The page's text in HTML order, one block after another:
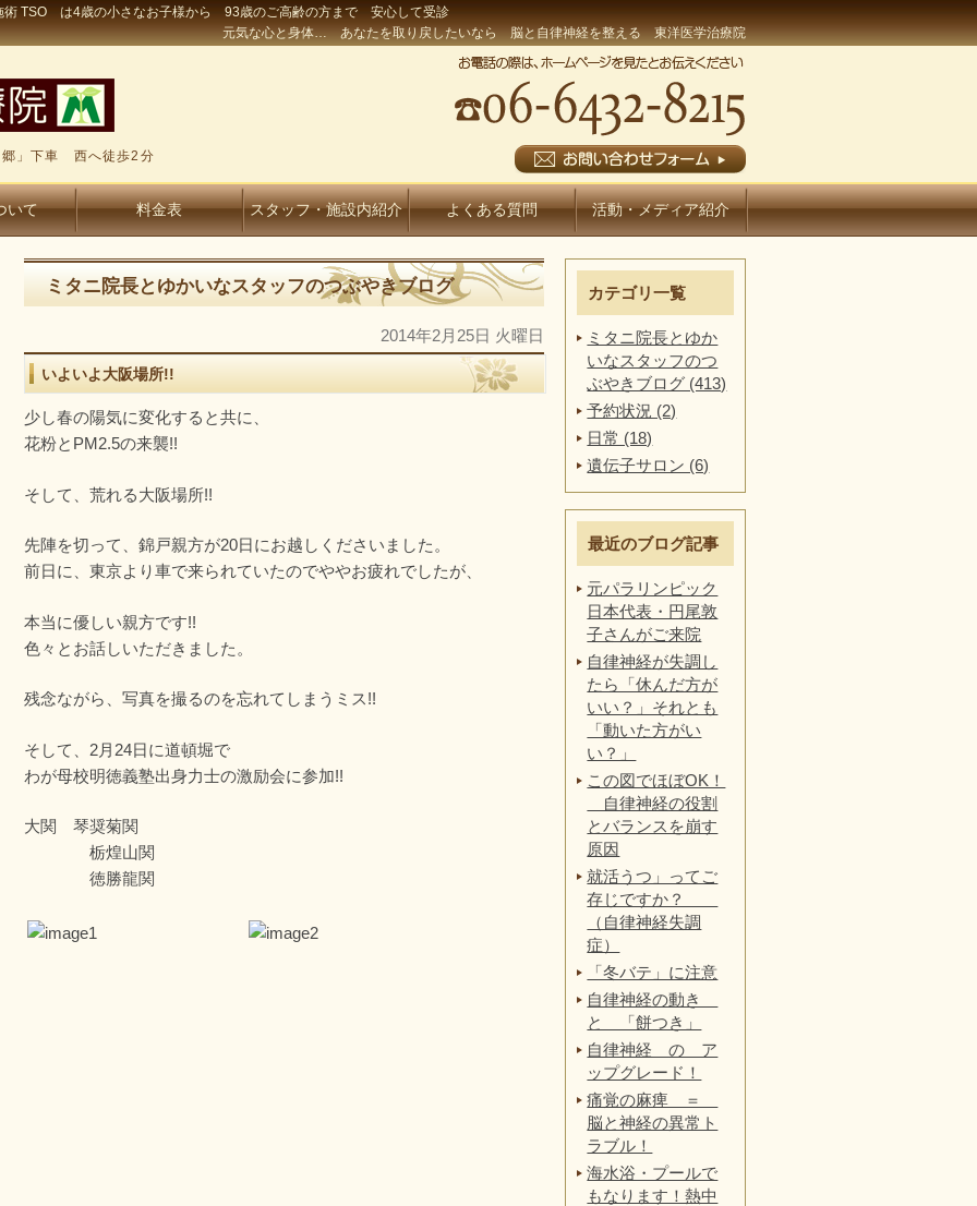
術 TSO は4歳の小さなお子様から 93歳のご高齢の方まで 安心して受診
元気な心と身体… あなたを取り戻したいなら 脳と自律神経を整える 東洋医学治療院
」下車 西へ徒歩2分
いて 料金表 スタッフ・施設内紹介 よくある質問 活動・メディア紹介
ミタニ院長とゆかいなスタッフのつぶやきブログ
2014年2月25日 火曜日
いよいよ大阪場所!!
少し春の陽気に変化すると共に、
花粉とPM2.5の来襲!!
そして、荒れる大阪場所!!
先陣を切って、錦戸親方が20日にお越しくださいました。
前日に、東京より車で来られていたのでややお疲れでしたが、
本当に優しい親方です!!
色々とお話しいただきました。
残念ながら、写真を撮るのを忘れてしまうミス!!
そして、2月24日に道頓堀で
わが母校明徳義塾出身力士の激励会に参加!!
大関 琴奨菊関
栃煌山関
徳勝龍関
カテゴリ一覧
ミタニ院長とゆか
いなスタッフのつ
ぶやきブログ (413)
予約状況 (2)
日常 (18)
遺伝子サロン (6)
最近のブログ記事
元パラリンピック
日本代表・円尾敦
子さんがご来院
自律神経が失調し
たら「休んだ方が
いい？」それとも
「動いた方がい
い？」
この図でほぼOK！
自律神経の役割
とバランスを崩す
原因
就活うつ」ってご
存じですか？
（自律神経失調
症）
「冬バテ」に注意
自律神経の動き
と 「餅つき」
自律神経 の ア
ップグレード！
痛覚の麻痺 ＝
脳と神経の異常ト
ラブル！
海水浴・プールで
もなります！熱中